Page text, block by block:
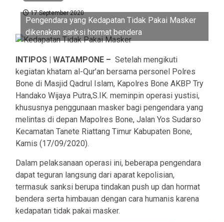
17 September 2020
Pengendara yang Kedapatan Tidak Pakai Masker
dikenakan sanksi hormat bendera
INTIPOS | WATAMPONE – Setelah mengikuti
kegiatan khatam al-Qur’an bersama personel Polres
Bone di Masjid Qadrul Islam, Kapolres Bone AKBP Try
Handako Wijaya Putra,S.IK. meminpin operasi yustisi,
khususnya penggunaan masker bagi pengendara yang
melintas di depan Mapolres Bone, Jalan Yos Sudarso
Kecamatan Tanete Riattang Timur Kabupaten Bone,
Kamis (17/09/2020).
Dalam pelaksanaan operasi ini, beberapa pengendara
dapat teguran langsung dari aparat kepolisian,
termasuk sanksi berupa tindakan push up dan hormat
bendera serta himbauan dengan cara humanis karena
kedapatan tidak pakai masker.